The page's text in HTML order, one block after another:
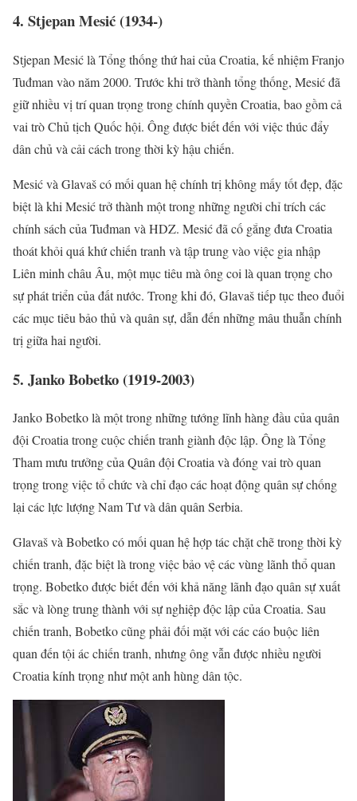
4. Stjepan Mesić (1934-)
Stjepan Mesić là Tổng thống thứ hai của Croatia, kế nhiệm Franjo
Tuđman vào năm 2000. Trước khi trở thành tổng thống, Mesić đã
giữ nhiều vị trí quan trọng trong chính quyền Croatia, bao gồm cả
vai trò Chủ tịch Quốc hội. Ông được biết đến với việc thúc đẩy
dân chủ và cải cách trong thời kỳ hậu chiến.
Mesić và Glavaš có mối quan hệ chính trị không mấy tốt đẹp, đặc
biệt là khi Mesić trở thành một trong những người chỉ trích các
chính sách của Tuđman và HDZ. Mesić đã cố gắng đưa Croatia
thoát khỏi quá khứ chiến tranh và tập trung vào việc gia nhập
Liên minh châu Âu, một mục tiêu mà ông coi là quan trọng cho
sự phát triển của đất nước. Trong khi đó, Glavaš tiếp tục theo đuổi
các mục tiêu bảo thủ và quân sự, dẫn đến những mâu thuẫn chính
trị giữa hai người.
5. Janko Bobetko (1919-2003)
Janko Bobetko là một trong những tướng lĩnh hàng đầu của quân
đội Croatia trong cuộc chiến tranh giành độc lập. Ông là Tổng
Tham mưu trưởng của Quân đội Croatia và đóng vai trò quan
trọng trong việc tổ chức và chỉ đạo các hoạt động quân sự chống
lại các lực lượng Nam Tư và dân quân Serbia.
Glavaš và Bobetko có mối quan hệ hợp tác chặt chẽ trong thời kỳ
chiến tranh, đặc biệt là trong việc bảo vệ các vùng lãnh thổ quan
trọng. Bobetko được biết đến với khả năng lãnh đạo quân sự xuất
sắc và lòng trung thành với sự nghiệp độc lập của Croatia. Sau
chiến tranh, Bobetko cũng phải đối mặt với các cáo buộc liên
quan đến tội ác chiến tranh, nhưng ông vẫn được nhiều người
Croatia kính trọng như một anh hùng dân tộc.